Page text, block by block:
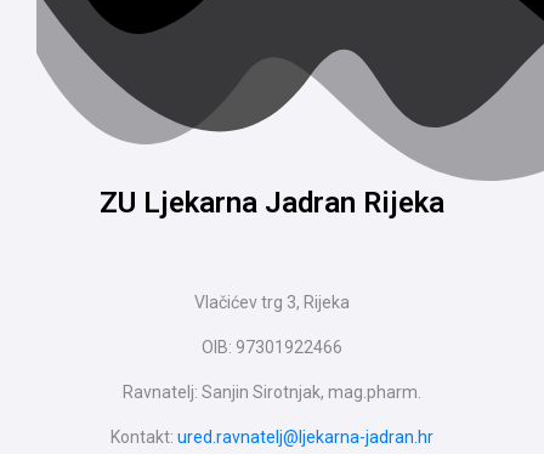
ZU Ljekarna Jadran Rijeka
Vlačićev trg 3, Rijeka
OIB: 97301922466
Ravnatelj: Sanjin Sirotnjak, mag.pharm.
Kontakt: ured.ravnatelj@ljekarna-jadran.hr